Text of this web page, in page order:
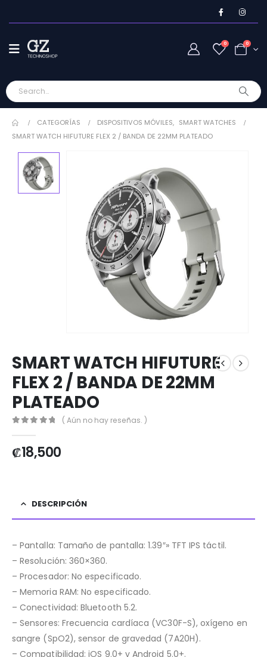
0 0
CATEGORÍAS DISPOSITIVOS MÓVILES, SMART WATCHES
SMART WATCH HIFUTURE FLEX 2 / BANDA DE 22MM PLATEADO
SMART WATCH HIFUTURE
FLEX 2 / BANDA DE 22MM
PLATEADO
( Aún no hay reseñas. )
₡18,500
DESCRIPCIÓN
– Pantalla: Tamaño de pantalla: 1.39″» TFT IPS táctil.
– Resolución: 360×360.
– Procesador: No especificado.
– Memoria RAM: No especificado.
– Conectividad: Bluetooth 5.2.
– Sensores: Frecuencia cardíaca (VC30F-S), oxígeno en
sangre (SpO2), sensor de gravedad (7A20H).
– Compatibilidad: iOS 9.0+ y Android 5.0+.